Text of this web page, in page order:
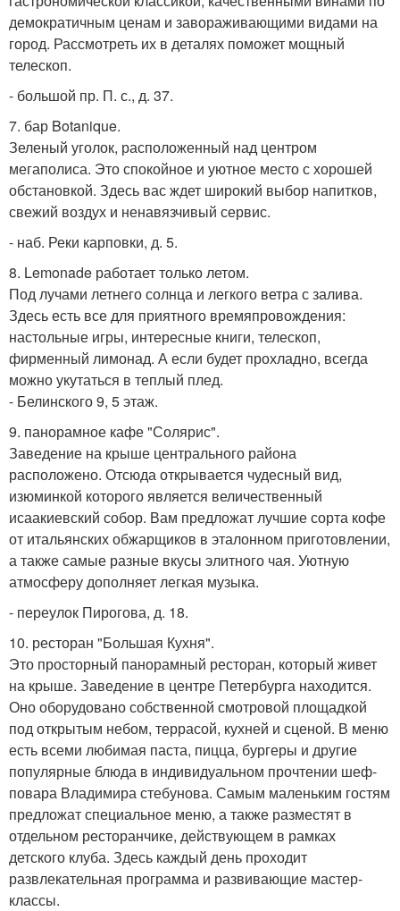
демократичным ценам и завораживающими видами на
город. Рассмотреть их в деталях поможет мощный
телескоп.
- большой пр. П. с., д. 37.
7. бар Botanique.
Зеленый уголок, расположенный над центром
мегаполиса. Это спокойное и уютное место с хорошей
обстановкой. Здесь вас ждет широкий выбор напитков,
свежий воздух и ненавязчивый сервис.
- наб. Реки карповки, д. 5.
8. Lemonade работает только летом.
Под лучами летнего солнца и легкого ветра с залива.
Здесь есть все для приятного времяпровождения:
настольные игры, интересные книги, телескоп,
фирменный лимонад. А если будет прохладно, всегда
можно укутаться в теплый плед.
- Белинского 9, 5 этаж.
9. панорамное кафе "Солярис".
Заведение на крыше центрального района
расположено. Отсюда открывается чудесный вид,
изюминкой которого является величественный
исаакиевский собор. Вам предложат лучшие сорта кофе
от итальянских обжарщиков в эталонном приготовлении,
а также самые разные вкусы элитного чая. Уютную
атмосферу дополняет легкая музыка.
- переулок Пирогова, д. 18.
10. ресторан "Большая Кухня".
Это просторный панорамный ресторан, который живет
на крыше. Заведение в центре Петербурга находится.
Оно оборудовано собственной смотровой площадкой
под открытым небом, террасой, кухней и сценой. В меню
есть всеми любимая паста, пицца, бургеры и другие
популярные блюда в индивидуальном прочтении шеф-
повара Владимира стебунова. Самым маленьким гостям
предложат специальное меню, а также разместят в
отдельном ресторанчике, действующем в рамках
детского клуба. Здесь каждый день проходит
развлекательная программа и развивающие мастер-
классы.